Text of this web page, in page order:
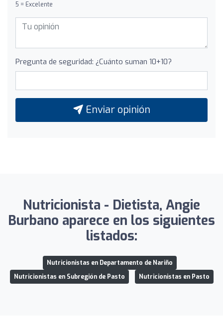
5 = Excelente
Pregunta de seguridad: ¿Cuánto suman 10+10?
Enviar opinión
Nutricionista - Dietista, Angie
Burbano aparece en los siguientes
listados:
Nutricionistas en Departamento de Nariño
Nutricionistas en Subregión de Pasto
Nutricionistas en Pasto